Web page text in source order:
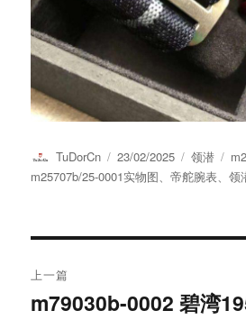
作
者
TuDorCn
发
布
23/02/2025
分
类
领潜
标
签
m25707b/25-0001实物图、帝舵腕表、领
章
上一篇
上
m79030b-0002 碧湾